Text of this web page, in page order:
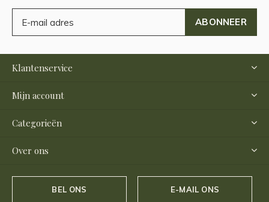
ABONNEER
Klantenservice
Mijn account
Categorieën
Over ons
BEL ONS E-MAIL ONS